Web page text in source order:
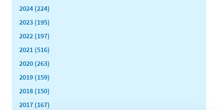
2024 (224)
2023 (195)
2022 (197)
2021 (516)
2020 (263)
2019 (159)
2018 (150)
2017 (167)